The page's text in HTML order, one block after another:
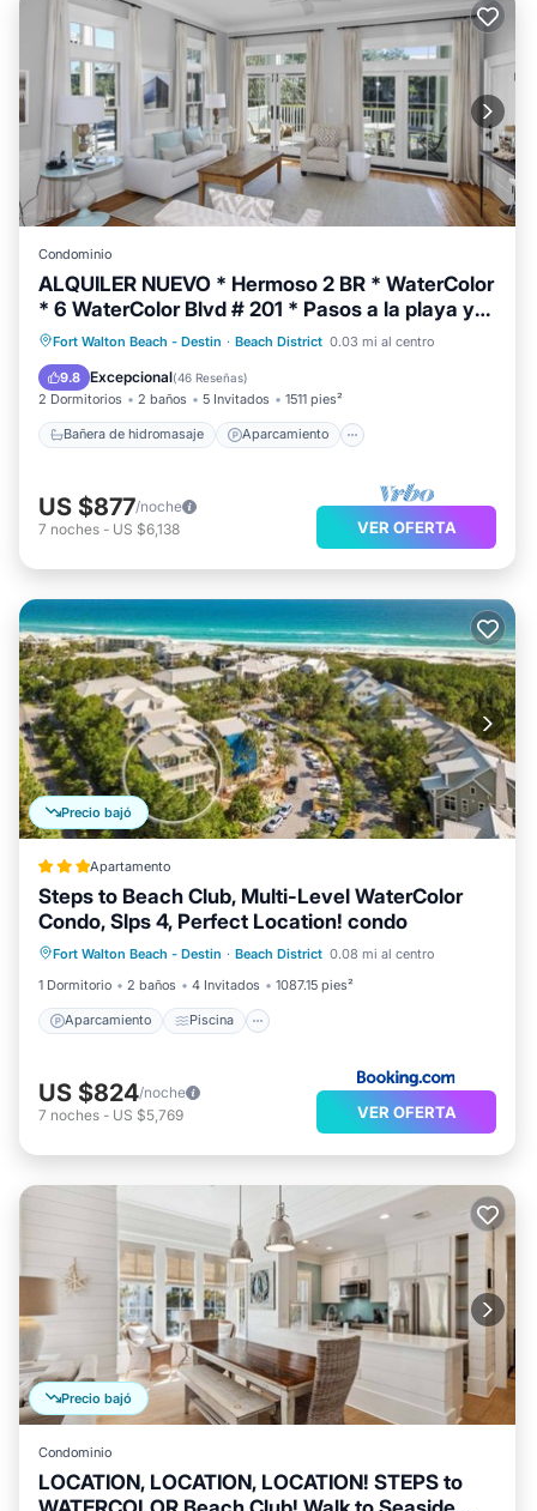
Condominio
ALQUILER NUEVO * Hermoso 2 BR * WaterColor
* 6 WaterColor Blvd # 201 * Pasos a la playa y
piscina comunitaria
Fort Walton Beach - Destin · Beach District 0.03 mi al centro
9.8 Excepcional(46 Reseñas)
2 Dormitorios 2 baños 5 Invitados 1511 pies²
Bañera de hidromasaje Aparcamiento
Bañera de hidromasaje
Aparcamiento
Piscina
Balcón/Terraza
US $877/noche
7 noches - US $6,138 VER OFERTA
Precio bajó
Apartamento
Steps to Beach Club, Multi-Level WaterColor
Condo, Slps 4, Perfect Location! condo
Fort Walton Beach - Destin · Beach District 0.08 mi al centro
1 Dormitorio
2 baños 4 Invitados 1087.15 pies²
Aparcamiento Piscina
Aparcamiento
Piscina
Aire acondicionado
Internet
US $824/noche
7 noches - US $5,769 VER OFERTA
Precio bajó
Condominio
LOCATION, LOCATION, LOCATION! STEPS to